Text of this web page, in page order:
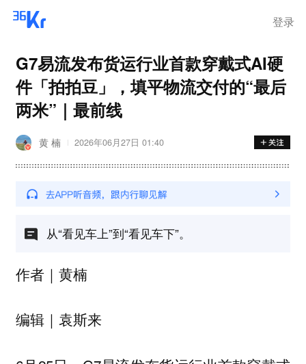
登录
G7易流发布货运行业首款穿戴式AI硬
件「拍拍豆」，填平物流交付的“最后
两米”｜最前线
黄 楠 2026年06月27日 01:40
从“看见车上”到“看见车下”。
作者｜黄楠
编辑｜袁斯来